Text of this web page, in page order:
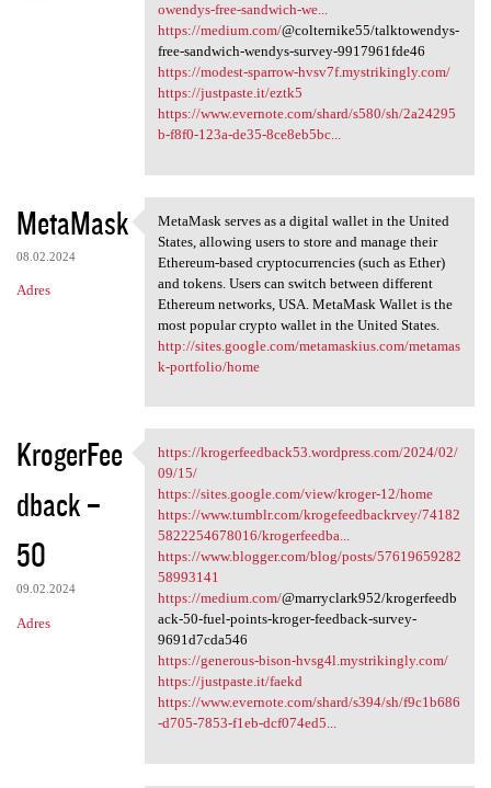
owendys-free-sandwich-we...
https://medium.com/@colternike55/talktowendys-
free-sandwich-wendys-survey-9917961fde46
https://modest-sparrow-hvsv7f.mystrikingly.com/
https://justpaste.it/eztk5
https://www.evernote.com/shard/s580/sh/2a24295
b-f8f0-123a-de35-8ce8eb5bc...
MetaMask
08.02.2024
Adres
MetaMask serves as a digital
MetaMask serves as a digital wallet in the United
States, allowing users to store and manage their
Ethereum-based cryptocurrencies (such as Ether)
and tokens. Users can switch between different
Ethereum networks, USA. MetaMask Wallet is the
most popular crypto wallet in the United States.
http://sites.google.com/metamaskius.com/metamas
k-portfolio/home
KrogerFee
dback –
50
09.02.2024
Adres
https://krogerfeedback53
https://krogerfeedback53.wordpress.com/2024/02/
09/15/
https://sites.google.com/view/kroger-12/home
https://www.tumblr.com/krogefeedbackrvey/74182
5822254678016/krogerfeedba...
https://www.blogger.com/blog/posts/57619659282
58993141
https://medium.com/@marryclark952/krogerfeedb
ack-50-fuel-points-kroger-feedback-survey-
9691d7cda546
https://generous-bison-hvsg4l.mystrikingly.com/
https://justpaste.it/faekd
https://www.evernote.com/shard/s394/sh/f9c1b686
-d705-7853-f1eb-dcf074ed5...